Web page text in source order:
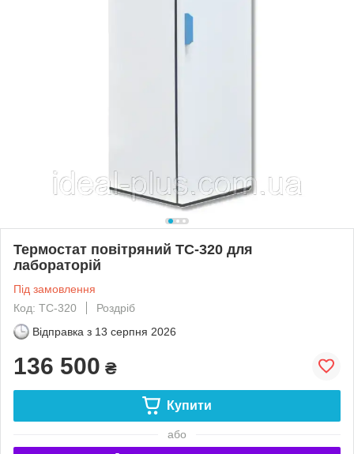
Термостат повітряний ТС-320 для
лабораторій
Під замовлення
Код: ТС-320
Роздріб
Відправка з 13 серпня 2026
136 500 ₴
Купити
або